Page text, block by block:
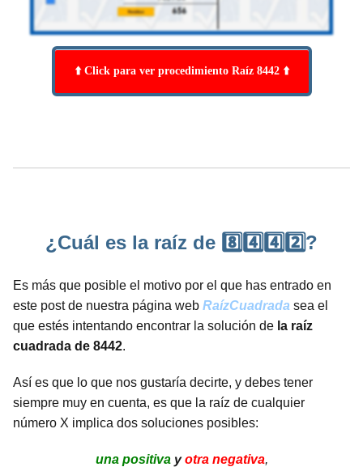
⬆️ Click para ver procedimiento Raíz 8442 ⬆️
¿Cuál es la raíz de 8️⃣4️⃣4️⃣2️⃣?
Es más que posible el motivo por el que has entrado en
este post de nuestra página web RaízCuadrada sea el
que estés intentando encontrar la solución de la raíz
cuadrada de 8442.
Así es que lo que nos gustaría decirte, y debes tener
siempre muy en cuenta, es que la raíz de cualquier
número X implica dos soluciones posibles:
una positivayotra negativa,